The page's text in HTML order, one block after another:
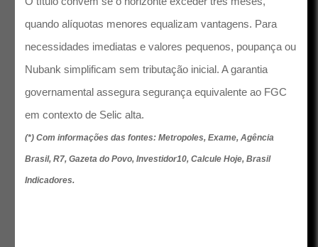
quando alíquotas menores equalizam vantagens. Para
necessidades imediatas e valores pequenos, poupança ou
Nubank simplificam sem tributação inicial. A garantia
governamental assegura segurança equivalente ao FGC
em contexto de Selic alta.
(*) Com informações das fontes: Metropoles, Exame, Agência
Brasil, R7, Gazeta do Povo, Investidor10, Calcule Hoje, Brasil
Indicadores.